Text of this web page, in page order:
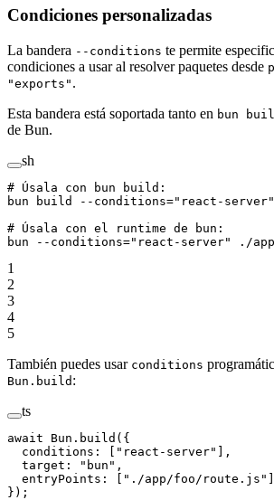
Condiciones personalizadas
La bandera --conditions te permite
condiciones a usar al resolver paquetes desde
"exports" .
Esta bandera está soportada tanto en bun
de Bun.
sh
# Úsala con bun build:
bun build --conditions="react-server"
# Úsala con el runtime de bun:
bun --conditions="react-server" ./
1
2
3
4
5
También puedes usar conditions
Bun.build :
ts
await Bun. build ({
  conditions: [
"react-server" ],
  target:
"bun" ,
  entryPoints: [
"./app/foo/route.js"
});